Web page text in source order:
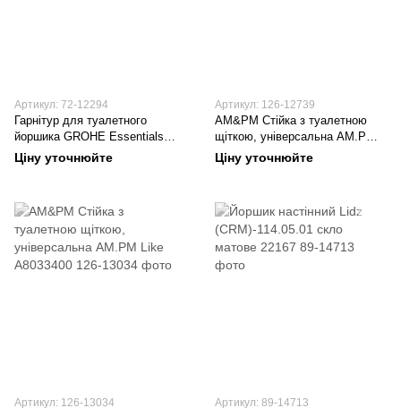
Артикул: 72-12294
Гарнітур для туалетного
йоршика GROHE Essentials
NEW 40374001
Ціну уточнюйте
Артикул: 126-12739
AM&PM Стійка з туалетною
щіткою, універсальна AM.PM
Gem A9033400
Ціну уточнюйте
Артикул: 126-13034 Артикул: 89-14713